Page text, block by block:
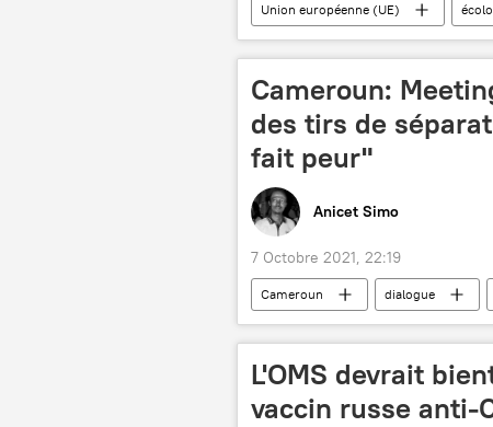
Union européenne (UE)
énergies renouvelables
Cameroun:
des tirs de
fait peur"
Anicet Simo
7 Octobre 2021, 22:19
Cameroun dialogue
L'OMS devrait
vaccin russe anti-